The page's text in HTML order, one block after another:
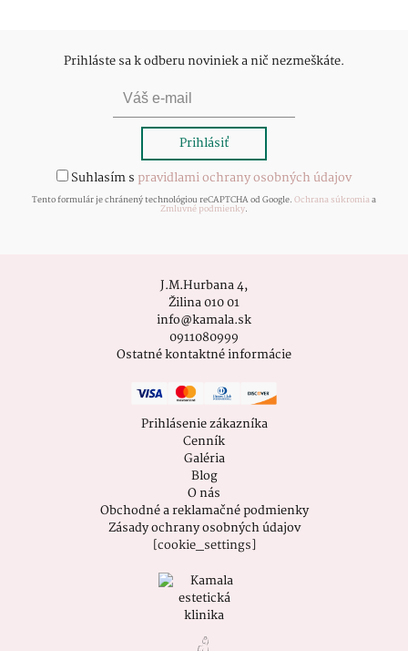
Prihláste sa k odberu noviniek a nič nezmeškáte.
Suhlasím s pravidlami ochrany osobných údajov
Tento formulár je chránený technológiou reCAPTCHA od Google. Ochrana súkromiaa
Zmluvné podmienky.
Prihlásenie zákazníka
Cenník
Galéria
Blog
O nás
Obchodné a reklamačné podmienky
Zásady ochrany osobných údajov
[cookie_settings]
J.M.Hurbana 4,
Žilina 010 01
info@kamala.sk
0911080999
Ostatné kontaktné informácie